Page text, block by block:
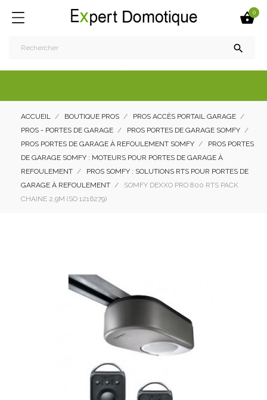
0

ACCUEIL BOUTIQUE PROS
PROS ACCÈS PORTAIL GARAGE
PROS - PORTES DE GARAGE
PROS PORTES DE GARAGE SOMFY
PROS PORTES DE GARAGE À REFOULEMENT SOMFY
PROS PORTES
DE GARAGE SOMFY : MOTEURS POUR PORTES DE GARAGE À
REFOULEMENT
PROS SOMFY : SOLUTIONS RTS POUR PORTES DE
GARAGE À REFOULEMENT
SOMFY DEXXO PRO 800 RTS PACK
CHAINE 2,9M (SO 1216279)